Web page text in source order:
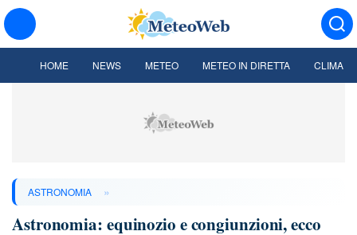
HOME NEWS METEO METEO IN DIRETTA CLIMA
ASTRONOMIA »
Astronomia: equinozio e congiunzioni, ecco